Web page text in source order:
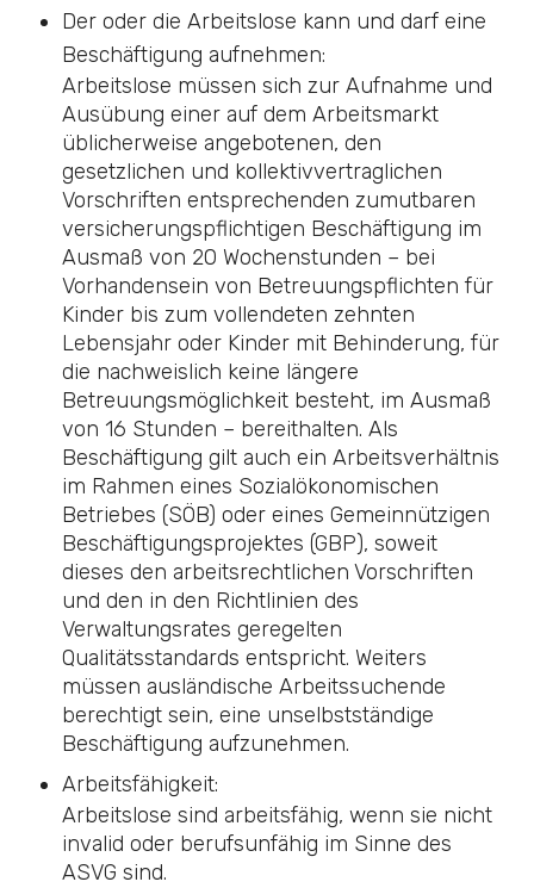
Der oder die Arbeitslose kann und darf eine
Beschäftigung aufnehmen:
Arbeitslose müssen sich zur Aufnahme und
Ausübung einer auf dem Arbeitsmarkt
üblicherweise angebotenen, den
gesetzlichen und kollektivvertraglichen
Vorschriften entsprechenden zumutbaren
versicherungspflichtigen Beschäftigung im
Ausmaß von 20 Wochenstunden – bei
Vorhandensein von Betreuungspflichten für
Kinder bis zum vollendeten zehnten
Lebensjahr oder Kinder mit Behinderung, für
die nachweislich keine längere
Betreuungsmöglichkeit besteht, im Ausmaß
von 16 Stunden – bereithalten. Als
Beschäftigung gilt auch ein Arbeitsverhältnis
im Rahmen eines Sozialökonomischen
Betriebes (SÖB) oder eines Gemeinnützigen
Beschäftigungsprojektes (GBP), soweit
dieses den arbeitsrechtlichen Vorschriften
und den in den Richtlinien des
Verwaltungsrates geregelten
Qualitätsstandards entspricht. Weiters
müssen ausländische Arbeitssuchende
berechtigt sein, eine unselbstständige
Beschäftigung aufzunehmen.
Arbeitsfähigkeit:
Arbeitslose sind arbeitsfähig, wenn sie nicht
invalid oder berufsunfähig im Sinne des
ASVG sind.